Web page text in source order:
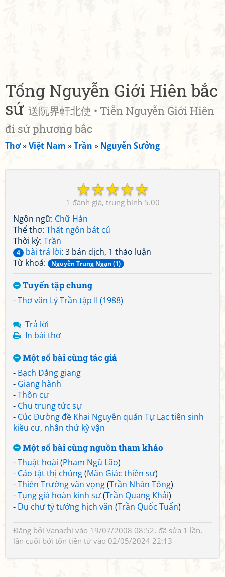
Tống Nguyễn Giới Hiên bắc
sứ 送阮界軒北使 • Tiễn Nguyễn Giới Hiên
đi sứ phương bắc
Thơ»Việt Nam »Trần » Nguyễn Sưởng
☆
☆
☆
☆
☆
1 5.00
Ngôn ngữ: Chữ Hán
Thể thơ: Thất ngôn bát cú
Thời kỳ: Trần
4 bài trả lời: 3 bản dịch, 1 thảo luận
Từ khoá:
Nguyễn Trung Ngạn (1)
Tuyển tập chung
-Thơ văn Lý Trần tập II (1988)
Trả lời
In bài thơ
Một số bài cùng tác giả
- Bạch Đằng giang
- Giang hành
-Thôn cư
- Chu trung tức sự
- Cúc Đường đề Khai Nguyên quán Tự Lạc tiên sinh
kiều cư, nhân thứ kỳ vận
Một số bài cùng nguồn tham khảo
-Thuật hoài (Phạm Ngũ Lão)
- Cáo tật thị chúng(Mãn Giác thiền sư)
-Thiên Trường vãn vọng(Trần Nhân Tông)
-Tụng giá hoàn kinh sư(Trần Quang Khải)
- Dụ chư tỳ tướng hịch văn (Trần Quốc Tuấn)
Đăng bởi Vanachi vào 19/07/2008 08:52, đã sửa 1 lần,
lần cuối bởi tôn tiền tửvào 02/05/2024 22:13